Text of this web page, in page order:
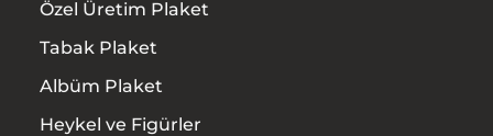
Özel Üretim Plaket
Tabak Plaket
Albüm Plaket
Heykel ve Figürler